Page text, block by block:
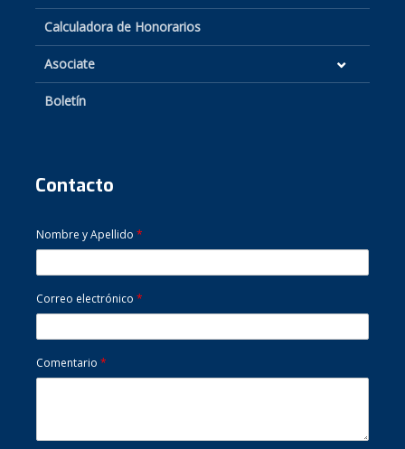
Calculadora de Honorarios
Asociate
Boletín
Contacto
Nombre y Apellido *
Correo electrónico *
Comentario *